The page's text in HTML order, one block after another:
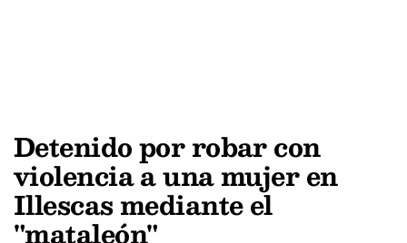
Detenido por robar con
violencia a una mujer en
Illescas mediante el
"mataleón"